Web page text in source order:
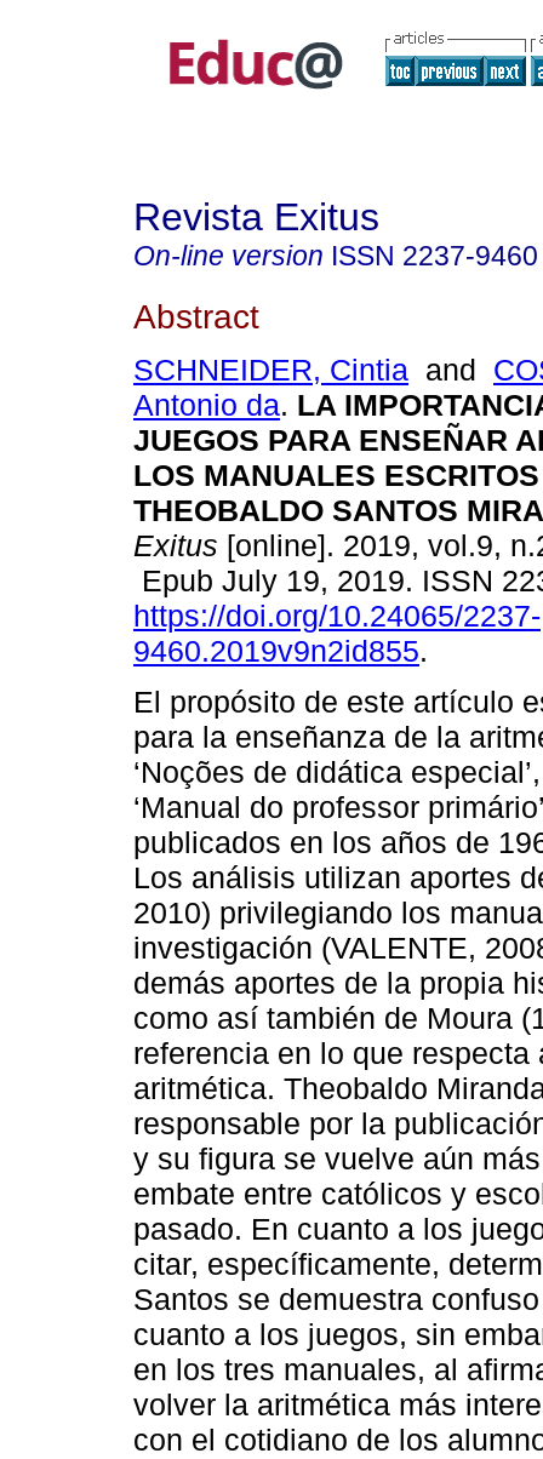
Revista Exitus
On-line version ISSN 2237-9460
Abstract
SCHNEIDER, Cintia and
Antonio da. LA
JUEGOS PARA ENSEÑAR
LOS MANUALES
THEOBALDO SANTOS
Exitus [online]. 2019, vol.9,
Epub July 19, 2019. ISSN
https://doi.org/10.24065/2237-
9460.2019v9n2id855.
El propósito de este artículo
para la enseñanza de la
‘Noções de didática
‘Manual do professor
publicados en los años de
Los análisis utilizan aportes
2010) privilegiando los
investigación (VALENTE,
demás aportes de la propia
como así también de Moura
referencia en lo que
aritmética. Theobaldo
responsable por la
y su figura se vuelve aún
embate entre católicos y
pasado. En cuanto a los
citar, específicamente,
Santos se demuestra
cuanto a los juegos, sin
en los tres manuales, al
volver la aritmética más
con el cotidiano de los